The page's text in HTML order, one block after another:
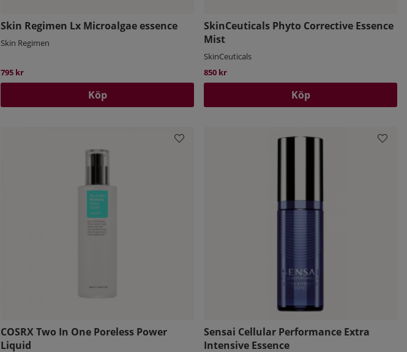
Skin Regimen Lx Microalgae essence
Skin Regimen
795 kr
Köp
SkinCeuticals Phyto Corrective Essence
Mist
SkinCeuticals
850 kr
Köp
COSRX Two In One Poreless Power
Liquid
Sensai Cellular Performance Extra
Intensive Essence